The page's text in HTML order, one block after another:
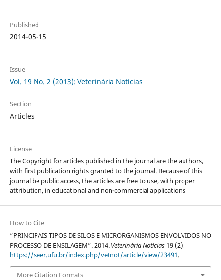
Published
2014-05-15
Issue
Vol. 19 No. 2 (2013): Veterinária Notícias
Section
Articles
License
The Copyright for articles published in the journal are the authors,
with first publication rights granted to the journal. Because of this
journal be public access, the articles are free to use, with proper
attribution, in educational and non-commercial applications
How to Cite
“PRINCIPAIS TIPOS DE SILOS E MICRORGANISMOS ENVOLVIDOS NO
PROCESSO DE ENSILAGEM”. 2014. Veterinária Notícias19 (2).
https://seer.ufu.br/index.php/vetnot/article/view/23491.
More Citation Formats